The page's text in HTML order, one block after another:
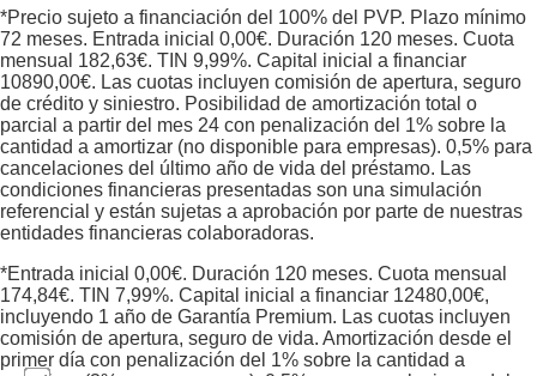
*Precio sujeto a financiación del 100% del PVP. Plazo mínimo
72 meses. Entrada inicial 0,00€. Duración 120 meses. Cuota
mensual 182,63€. TIN 9,99%. Capital inicial a financiar
10890,00€. Las cuotas incluyen comisión de apertura, seguro
de crédito y siniestro. Posibilidad de amortización total o
parcial a partir del mes 24 con penalización del 1% sobre la
cantidad a amortizar (no disponible para empresas). 0,5% para
cancelaciones del último año de vida del préstamo. Las
condiciones financieras presentadas son una simulación
referencial y están sujetas a aprobación por parte de nuestras
entidades financieras colaboradoras.
*Entrada inicial 0,00€. Duración 120 meses. Cuota mensual
174,84€. TIN 7,99%. Capital inicial a financiar 12480,00€,
incluyendo 1 año de Garantía Premium. Las cuotas incluyen
comisión de apertura, seguro de vida. Amortización desde el
primer día con penalización del 1% sobre la cantidad a